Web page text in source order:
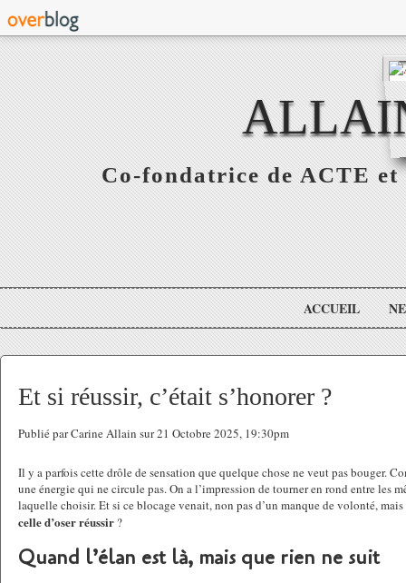
Co-fondatrice de ACTE
ACCUEIL
Et si réussir, c’était s’honorer ?
Publié par Carine Allain sur 21 Octobre 2025, 19:30pm
Il y a parfois cette drôle de sensation que quelque chose ne veut pas bouger.
une énergie qui ne circule pas. On a l’impression de tourner en rond entre les
laquelle choisir. Et si ce blocage venait, non pas d’un manque de volonté,
celle d’oser réussir ?
Quand l’élan est là, mais que rien ne suit